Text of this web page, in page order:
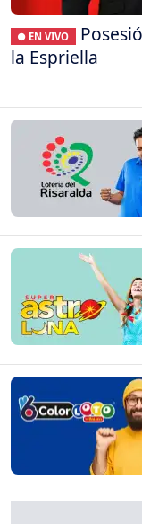
● EN VIVO
la Espriella